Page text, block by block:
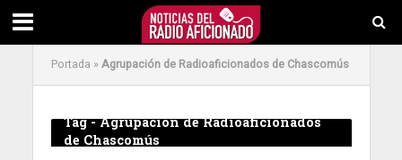
Portada »Agrupación de Radioaficionados de Chascomús
Tag - Agrupación de Radioaficionados
de Chascomús